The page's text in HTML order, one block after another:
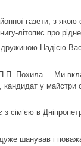
газети, з якою
літопис про
Надією
Похила. – Ми
кандидат у
сім’єю в
шанував і